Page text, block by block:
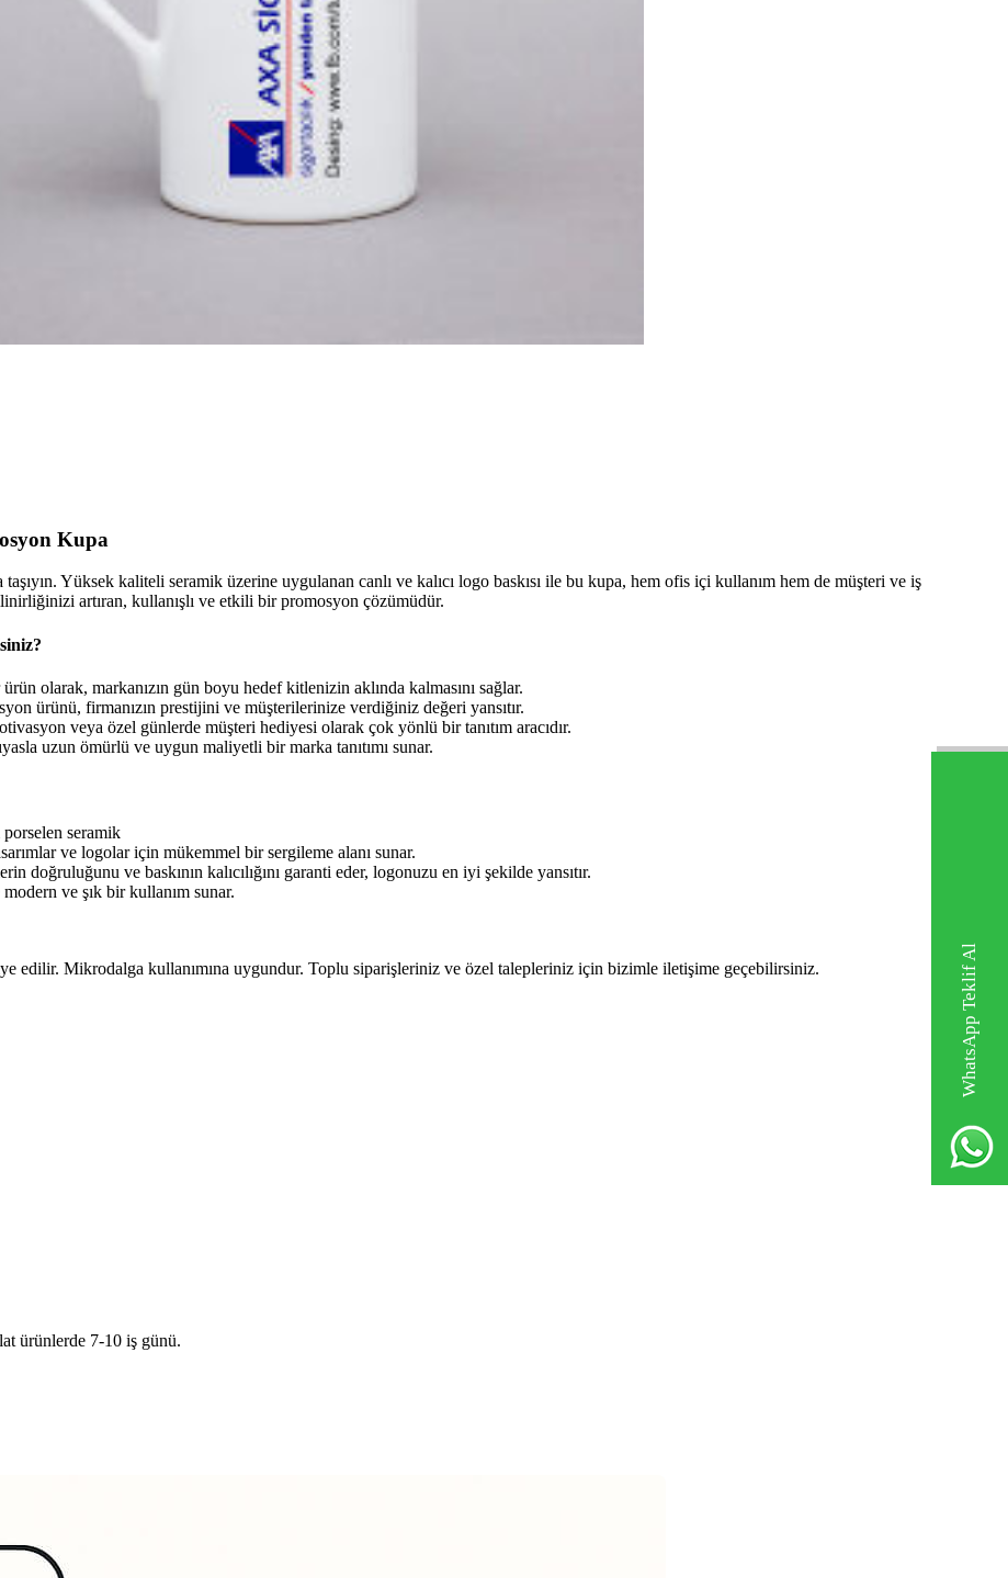
WhatsApp Teklif Al
Kupa
Yüksek kaliteli seramik üzerine uygulanan canlı ve kalıcı logo baskısı ile bu kupa, hem ofis içi kullanım hem de müşteri ve iş
artıran, kullanışlı ve etkili bir promosyon çözümüdür.
olarak, markanızın gün boyu hedef kitlenizin aklında kalmasını sağlar.
ürünü, firmanızın prestijini ve müşterilerinize verdiğiniz değeri yansıtır.
veya özel günlerde müşteri hediyesi olarak çok yönlü bir tanıtım aracıdır.
uzun ömürlü ve uygun maliyetli bir marka tanıtımı sunar.
porselen seramik
ve logolar için mükemmel bir sergileme alanı sunar.
doğruluğunu ve baskının kalıcılığını garanti eder, logonuzu en iyi şekilde yansıtır.
ve şık bir kullanım sunar.
edilir. Mikrodalga kullanımına uygundur. Toplu siparişleriniz ve özel talepleriniz için bizimle iletişime geçebilirsiniz.
ürünlerde 7-10 iş günü.